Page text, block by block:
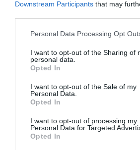
Downstream Participants that may
Personal Data Processing Opt
I want to opt-out of the Sharing of
personal data.
Opted In
I want to opt-out of the Sale of my
Personal Data.
Opted In
I want to opt-out of processing my
Personal Data for Targeted
Opted In